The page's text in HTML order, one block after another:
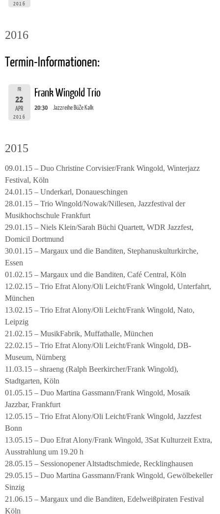
2016
2016
Termin-Informationen:
FR
22
APR
2016
Frank Wingold Trio
20:30 Jazzreihe BüZe Kalk
2015
09.01.15 – Duo Christine Corvisier/Frank Wingold, Winterjazz
Festival, Köln
24.01.15 – Underkarl, Donaueschingen
28.01.15 – Trio Wingold/Nowak/Nillesen, Jazzfestival der
Musikhochschule Frankfurt
29.01.15 – Niels Klein/Sarah Büchi Quartett, WDR Jazzfest,
Domicil Dortmund
30.01.15 – Margaux und die Banditen, Stephanuskulturkirche,
Essen
01.02.15 – Margaux und die Banditen, Café Central, Köln
12.02.15 – Trio Efrat Alony/Oli Leicht/Frank Wingold, Unterfahrt,
München
13.02.15 – Trio Efrat Alony/Oli Leicht/Frank Wingold, Nato,
Leipzig
21.02.15 – MusikFabrik, Muffathalle, München
22.02.15 – Trio Efrat Alony/Oli Leicht/Frank Wingold, DB-
Museum, Nürnberg
11.03.15 – shraeng (Ralph Beerkircher/Frank Wingold),
Stadtgarten, Köln
01.05.15 – Duo Martina Gassmann/Frank Wingold, Mosaik
Jazzbar, Frankfurt
12.05.15 – Trio Efrat Alony/Oli Leicht/Frank Wingold, Jazzfest
Bonn
13.05.15 – Duo Efrat Alony/Frank Wingold, 3Sat Kulturzeit Extra,
Ausstrahlung um 19.20 h
28.05.15 – Sessionopener Altstadtschmiede, Recklinghausen
29.05.15 – Duo Martina Gassmann/Frank Wingold, Gewölbekeller
Sinzig
21.06.15 – Margaux und die Banditen, Edelweißpiraten Festival
Köln